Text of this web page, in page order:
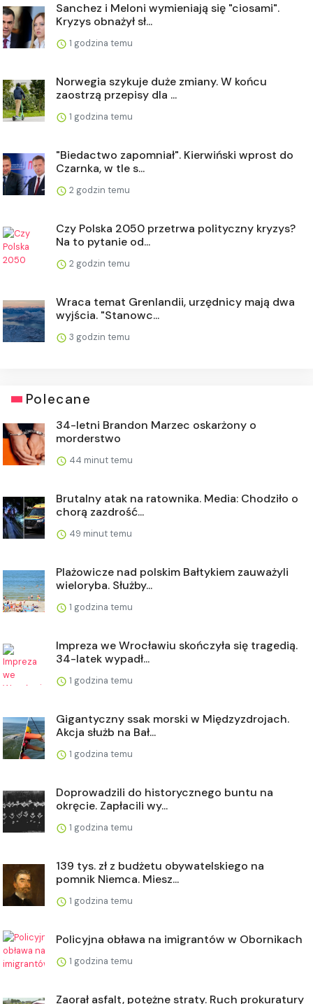
Sanchez i Meloni wymieniają się "ciosami".
Kryzys obnażył sł...
1 godzina temu
Norwegia szykuje duże zmiany. W końcu
zaostrzą przepisy dla ...
1 godzina temu
"Biedactwo zapomniał". Kierwiński wprost do
Czarnka, w tle s...
2 godzin temu
Czy Polska 2050 przetrwa polityczny kryzys?
Na to pytanie od...
2 godzin temu
Wraca temat Grenlandii, urzędnicy mają dwa
wyjścia. "Stanowc...
3 godzin temu
Polecane
34-letni Brandon Marzec oskarżony o
morderstwo
44 minut temu
Brutalny atak na ratownika. Media: Chodziło o
chorą zazdrość...
49 minut temu
Plażowicze nad polskim Bałtykiem zauważyli
wieloryba. Służby...
1 godzina temu
Impreza we Wrocławiu skończyła się tragedią.
34-latek wypadł...
1 godzina temu
Gigantyczny ssak morski w Międzyzdrojach.
Akcja służb na Bał...
1 godzina temu
Doprowadzili do historycznego buntu na
okręcie. Zapłacili wy...
1 godzina temu
139 tys. zł z budżetu obywatelskiego na
pomnik Niemca. Miesz...
1 godzina temu
Policyjna obława na imigrantów w Obornikach
1 godzina temu
Zaorał asfalt, potężne straty. Ruch prokuratury